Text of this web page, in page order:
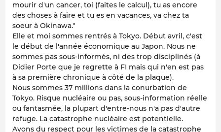
mourir d'un cancer, toi (faites le calcul), tu as encore
des choses à faire et tu es en vacances, va chez ta
soeur à Okinawa."
Elle et moi sommes rentrés à Tokyo. Début avril, c'est
le début de l'année économique au Japon. Nous ne
sommes pas sous-informés, ni des trop disciplinés (à
Didier Porte que je regrette à FI mais qui n'en est pas
à sa première chronique à côté de la plaque).
Nous sommes 37 millions dans la conurbation de
Tokyo. Risque nucléaire ou pas, sous-information réelle
ou fantasmée, la plupart d'entre-nous n'a pas d'autre
refuge. La catastrophe nucléaire est potentielle.
Ayons du respect pour les victimes de la catastrophe